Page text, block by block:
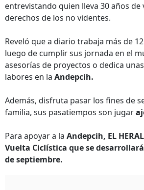
entrevistando quien lleva 30 años de
derechos de los no videntes.
Reveló que a diario trabaja más de
luego de cumplir sus jornada en el
asesorías de proyectos o dedica
labores en la Andepcih.
Además, disfruta pasar los fines de
familia, sus pasatiempos son jugar
Para apoyar a la Andepcih, EL
Vuelta Ciclística que se
de septiembre.